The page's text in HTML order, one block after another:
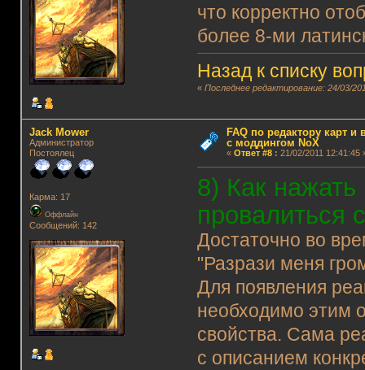
что корректно
более 8-ми
Назад к списку
«Последнее редактирование: 24/03/
Jack Mower
Администратор
Постоялец
Карма: 17
Оффлайн
Сообщений: 142
FAQ по редактору карт
с моддингом NoX
« Ответ #8: 21/02/2011 12:41:45
8) Как нажать
провалиться
Достаточно во
"Разрази меня
Для появления
необходимо этим
свойства. Сама
с описанием